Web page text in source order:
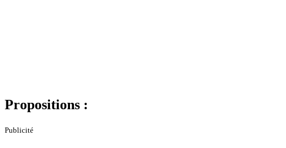
Propositions :
Publicité